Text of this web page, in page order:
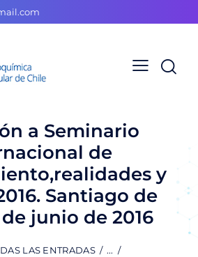
a Seminario
de
y
Santiago de
junio de 2016
LAS ENTRADAS
...